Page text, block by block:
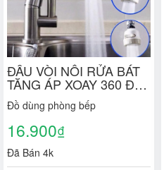
ĐẦU VÒI NỐI RỬA BÁT
TĂNG ÁP XOAY 360 ĐỘ
- Vòi Nước Tăng Áp lực
Cho Bồn Rửa Chén,Bồn
Rửa Tay [ ĐẦU VÒI
TĂNG ÁP TRÒN ]
Đồ dùng phòng bếp
16.900₫
Đã Bán 4k